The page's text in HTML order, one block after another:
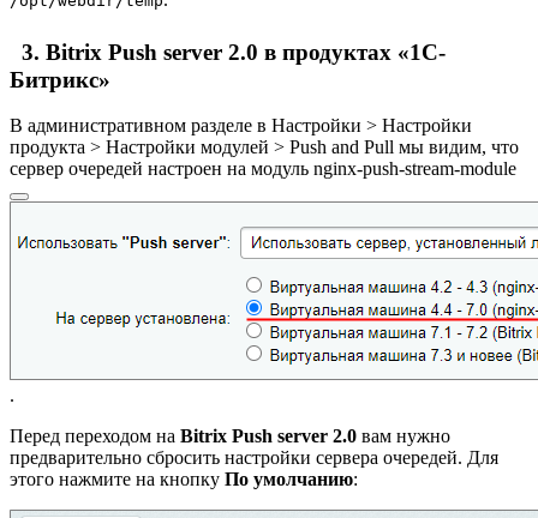
3. Bitrix Push server 2.0 в продуктах «1С-
Битрикс»
В административном разделе в Настройки > Настройки
продукта > Настройки модулей > Push and Pull мы видим, что
сервер очередей настроен на модуль nginx-push-stream-module
.
Перед переходом на Bitrix Push server 2.0 вам нужно
предварительно сбросить настройки сервера очередей. Для
этого нажмите на кнопку По умолчанию: